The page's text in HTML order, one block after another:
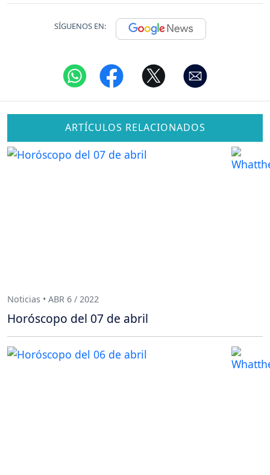
SÍGUENOS EN:
ARTÍCULOS RELACIONADOS
Noticias • ABR 6 / 2022
Horóscopo del 07 de abril